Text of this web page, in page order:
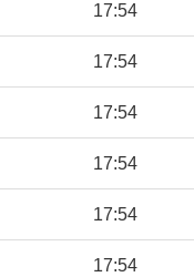
17:54
17:54
17:54
17:54
17:54
17:54